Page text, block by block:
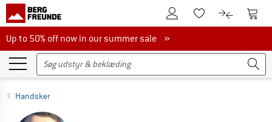
Til kundekontoenTil huskesedlen.
Til Til
Up to 50% off now in our summer sale
Up to 50% off now in our summer sale »
Handsker